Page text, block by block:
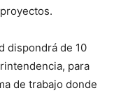
dispondrá de 10
para
de trabajo donde